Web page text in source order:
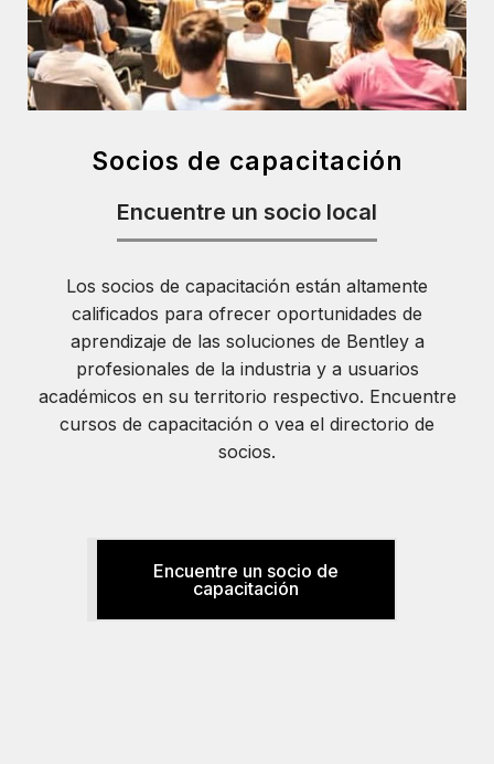
Socios de capacitación
Encuentre un socio local
Los socios de capacitación están altamente
calificados para ofrecer oportunidades de
aprendizaje de las soluciones de Bentley a
profesionales de la industria y a usuarios
académicos en su territorio respectivo. Encuentre
cursos de capacitación o vea el directorio de
socios.
Encuentre un socio de
capacitación